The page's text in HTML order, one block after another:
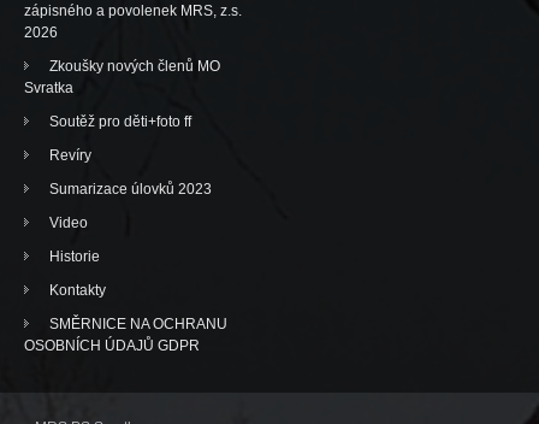
zápisného a povolenek MRS, z.s.
2026
Zkoušky nových členů MO
Svratka
Soutěž pro děti+foto ff
Revíry
Sumarizace úlovků 2023
Video
Historie
Kontakty
SMĚRNICE NA OCHRANU
OSOBNÍCH ÚDAJŮ GDPR